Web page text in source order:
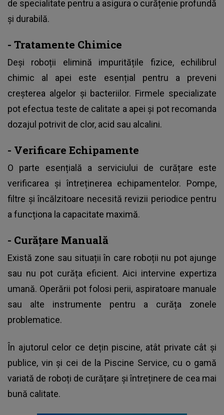
de specialitate pentru a asigura o curățenie profundă
și durabilă.
- Tratamente Chimice
Deși roboții elimină impuritățile fizice, echilibrul
chimic al apei este esențial pentru a preveni
creșterea algelor și bacteriilor. Firmele specializate
pot efectua teste de calitate a apei și pot recomanda
dozajul potrivit de clor, acid sau alcalini.
- Verificare Echipamente
O parte esențială a serviciului de curățare este
verificarea și întreținerea echipamentelor. Pompe,
filtre și încălzitoare necesită revizii periodice pentru
a funcționa la capacitate maximă.
- Curățare Manuală
Există zone sau situații în care roboții nu pot ajunge
sau nu pot curăța eficient. Aici intervine expertiza
umană. Operării pot folosi perii, aspiratoare manuale
sau alte instrumente pentru a curăța zonele
problematice.
În ajutorul celor ce dețin piscine, atât private cât și
publice, vin și cei de la Piscine Service, cu o gamă
variată de roboți de curățare și întreținere de cea mai
bună calitate.